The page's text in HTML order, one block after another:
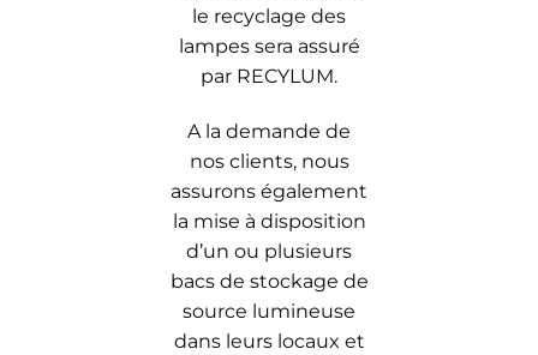
le recyclage des
lampes sera assuré
par RECYLUM.
A la demande de
nos clients, nous
assurons également
la mise à disposition
d’un ou plusieurs
bacs de stockage de
source lumineuse
dans leurs locaux et